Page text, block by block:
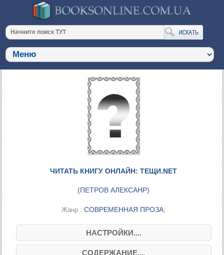
ЧИТАТЬ КНИГУ ОНЛАЙН: ТЕЩИ.NET
(ПЕТРОВ АЛЕКСАНР)
Жанр :СОВРЕМЕННАЯ ПРОЗА;
НАСТРОЙКИ....
СОДЕРЖАНИЕ....